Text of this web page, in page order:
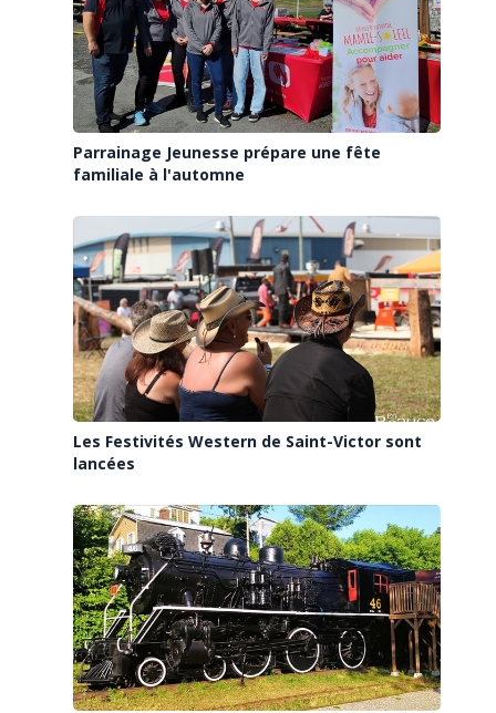
Parrainage Jeunesse prépare une fête
familiale à l'automne
Les Festivités Western de Saint-Victor sont
lancées